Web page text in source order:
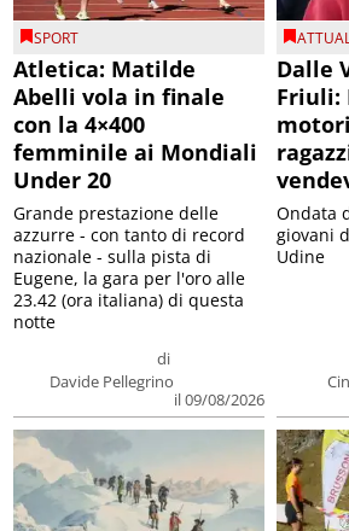
SPORT
Atletica: Matilde
Abelli vola in finale
con la 4×400
femminile ai Mondiali
Under 20
di
Davide Pellegrino
il 09/08/2026
Grande prestazione delle
azzurre - con tanto di record
nazionale - sulla pista di
Eugene, la gara per l'oro alle
23.42 (ora italiana) di questa
notte
Dalle
Friuli:
Ondata
giovani
Udine